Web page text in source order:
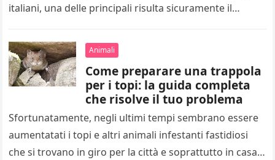
italiani, una delle principali risulta sicuramente il
Animali
Come preparare una trappola
per i topi: la guida completa
che risolve il tuo problema
Sfortunatamente, negli ultimi tempi sembrano essere
aumentatati i topi e altri animali infestanti fastidiosi
che si trovano in giro per la città e soprattutto in casa.